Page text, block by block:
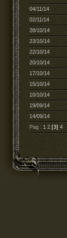
04/11/14
02/11/14
28/10/14
23/10/14
22/10/14
20/10/14
17/10/14
15/10/14
10/10/14
19/09/14
14/09/14
Pag : 1 2 [3] 4